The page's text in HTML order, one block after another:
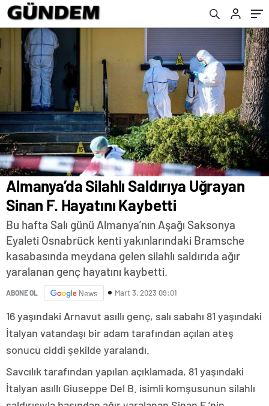
Almanya’da Silahlı Saldırıya Uğrayan
Sinan F. Hayatını Kaybetti
Bu hafta Salı günü Almanya’nın Aşağı Saksonya
Eyaleti Osnabrück kenti yakınlarındaki Bramsche
kasabasında meydana gelen silahlı saldırıda ağır
yaralanan genç hayatını kaybetti.
ABONE OL News Mart 3, 2023 09:01
16 yaşındaki Arnavut asıllı genç, salı sabahı 81 yaşındaki
İtalyan vatandaşı bir adam tarafından açılan ateş
sonucu ciddi şekilde yaralandı.
Savcılık tarafından yapılan açıklamada, 81 yaşındaki
İtalyan asıllı Giuseppe Del B. isimli komşusunun silahlı